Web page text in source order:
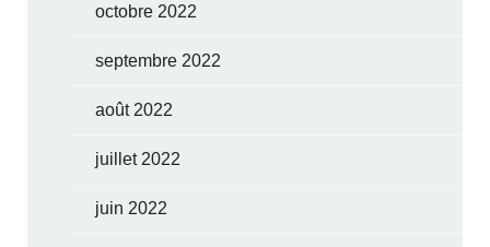
octobre 2022
septembre 2022
août 2022
juillet 2022
juin 2022